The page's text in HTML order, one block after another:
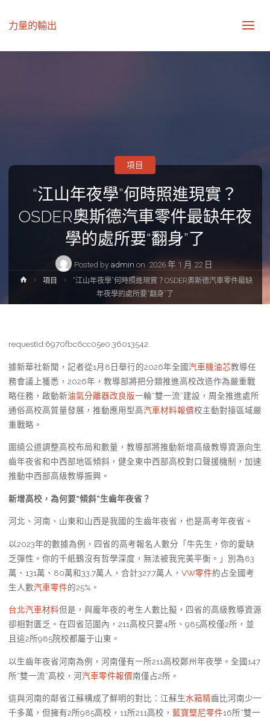
力量的輸出
“江山年夜學”何時照進現實？
OSDER奧斯德汽車零件最缺年夜
學的處所要“翻身”了
Posted by admin on 2026 年 1 月 22 日
項目
Home項目
“江山年夜學”何時照進現實？OSDER奧斯德汽車零件最缺
年夜學的處所要“翻身”了
requestId:6970fbc6cc05e0.36013542.
據新華社新聞，記者從1月8日舉行的2026年全國汽車機油芯教導任
務會議上獲悉，2026年，教導部將把分類推進高校改造作為嚴重戰
略任務，啟動新油氣分離器改良版一輪“雙一流”建設，周全推進處所
通俗高校高質量發展，推動應用型高汽車材料報價校主動對接區域嚴
重戰略。
圍繞公道調整高校布局和數量，教導部將推動新增高級教導資源向生
齒年夜省和中西部地區傾斜，健全東中西部高校對口聲援機制，加速
推動中西部高級教導振興。
新增高校，為何要“傾斜”生齒年夜省？
河北、河南、山東和山西是我國的生齒年夜省，也是高考年夜省。
以2023年的數據為例，四省的高考報名人數分「牛先生，你的愛缺
乏彈性。你的千紙鶴沒有哲學深度，無法被我完美平衡。」別為83
萬、131萬、80萬和33.7萬人，合計327.7萬人， VW零件約占全國考
生人數汽車零件的25%。
台北汽車材料但是，與龐年夜的考生人數比擬，四省的高級教導資源
卻相對匱乏。在四省范圍內，211高校只要4所、985高校僅2所，並
且這2所985院校都屬于山東。
以生齒年夜省河南為例，河南僅有一所211高校鄭州年夜學。全國147
所“雙一流”高校，河汽車零件報價南僅占2所。
這與河南的鄰省江蘇構成了鮮明的對比：江蘇生水箱精齒比河南少一
千多萬，但擁有2所985高校，11所211高校， 藍寶堅尼零件16所“雙一